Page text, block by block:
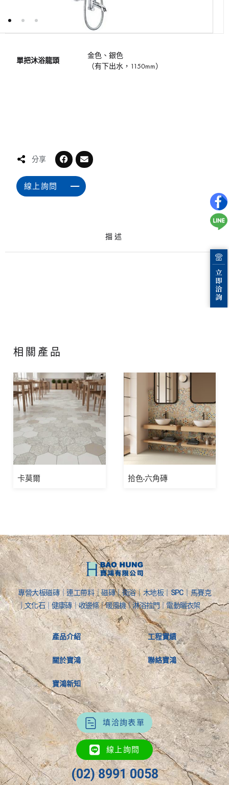
單把沐浴龍頭
金色、銀色
（有下出水，1150mm）
分享
線上詢問
描述
相關產品
卡莫爾 拾色-六角磚
專營大板磁磚｜連工帶料｜磁磚｜衛浴｜木地板｜SPC｜馬賽克
｜文化石｜健康磚｜收邊條｜暖風機｜淋浴拉門｜電動曬衣架
產品介紹
關於寶鴻
寶鴻新知
工程實績
聯絡寶鴻
填洽詢表單
線上詢問
(02) 8991 0058